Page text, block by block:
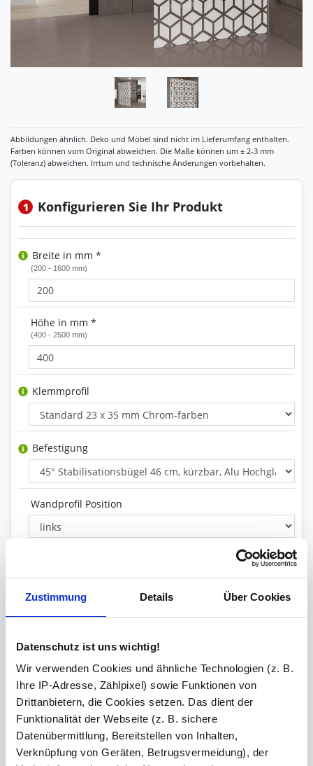
Zustimmung Details Über Cookies
Datenschutz ist uns wichtig!
Wir verwenden Cookies und ähnliche Technologien (z. B.
Ihre IP-Adresse, Zählpixel) sowie Funktionen von
Drittanbietern, die Cookies setzen. Das dient der
Funktionalität der Webseite (z. B. sichere
Datenübermittlung, Bereitstellen von Inhalten,
Verknüpfung von Geräten, Betrugsvermeidung), der
1 Konfigurieren Sie Ihr Produkt
Breite in mm *
(200 - 1600 mm)
Höhe in mm *
(400 - 2500 mm)
Klemmprofil
Befestigung
Wandprofil Position
Inklusive
Ihre Bemerkung